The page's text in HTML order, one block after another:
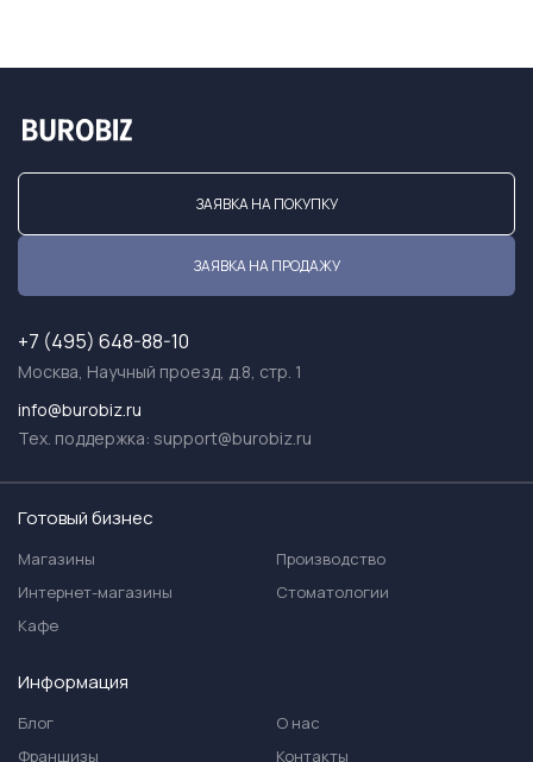
ЗАЯВКА НА ПОКУПКУ
ЗАЯВКА НА ПРОДАЖУ
+7 (495) 648-88-10
Москва, Научный проезд, д.8, стр. 1
info@burobiz.ru
Тех. поддержка: support@burobiz.ru
Готовый бизнес
Магазины
Интернет-магазины
Кафе
Производство
Стоматологии
Информация
Блог
Франшизы
О нас
Контакты